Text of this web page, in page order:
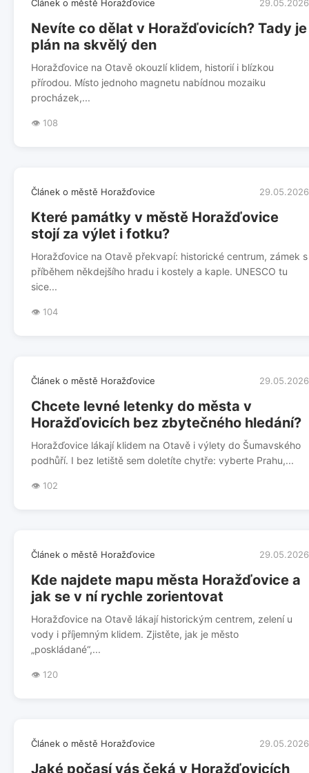
Článek o městě Horažďovice 29.05.2026
Nevíte co dělat v Horažďovicích? Tady je
plán na skvělý den
Horažďovice na Otavě okouzlí klidem, historií i blízkou
přírodou. Místo jednoho magnetu nabídnou mozaiku
procházek,...
👁️ 108
Článek o městě Horažďovice 29.05.2026
Které památky v městě Horažďovice
stojí za výlet i fotku?
Horažďovice na Otavě překvapí: historické centrum, zámek s
příběhem někdejšího hradu i kostely a kaple. UNESCO tu
sice...
👁️ 104
Článek o městě Horažďovice 29.05.2026
Chcete levné letenky do města v
Horažďovicích bez zbytečného hledání?
Horažďovice lákají klidem na Otavě i výlety do Šumavského
podhůří. I bez letiště sem doletíte chytře: vyberte Prahu,...
👁️ 102
Článek o městě Horažďovice 29.05.2026
Kde najdete mapu města Horažďovice a
jak se v ní rychle zorientovat
Horažďovice na Otavě lákají historickým centrem, zelení u
vody i příjemným klidem. Zjistěte, jak je město
„poskládané“,...
👁️ 120
Článek o městě Horažďovice 29.05.2026
Jaké počasí vás čeká v Horažďovicích